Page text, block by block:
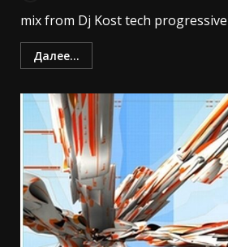
mix from Dj Kost tech progressive
Далее...